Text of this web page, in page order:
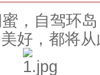
起
安德琪点赞福
客车
大年尽显锋 入围2022黑珍
自驾环岛
好，都将